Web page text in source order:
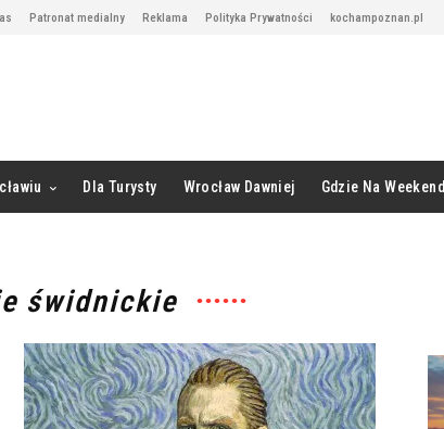
Patronat medialny Reklama Polityka Prywatności kochampoznan.pl
Dla Turysty Wrocław Dawniej Gdzie Na Weekend
świdnickie